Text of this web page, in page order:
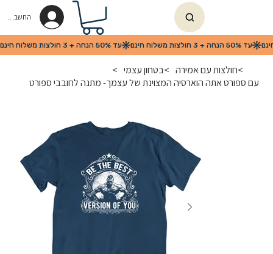
החשבון שלי
>חולצות עם אמירה >בטחון עצמי >
עם ספורט אתה הוארסיה המצוינת של עצמך- מתנה לחובבי ספורט